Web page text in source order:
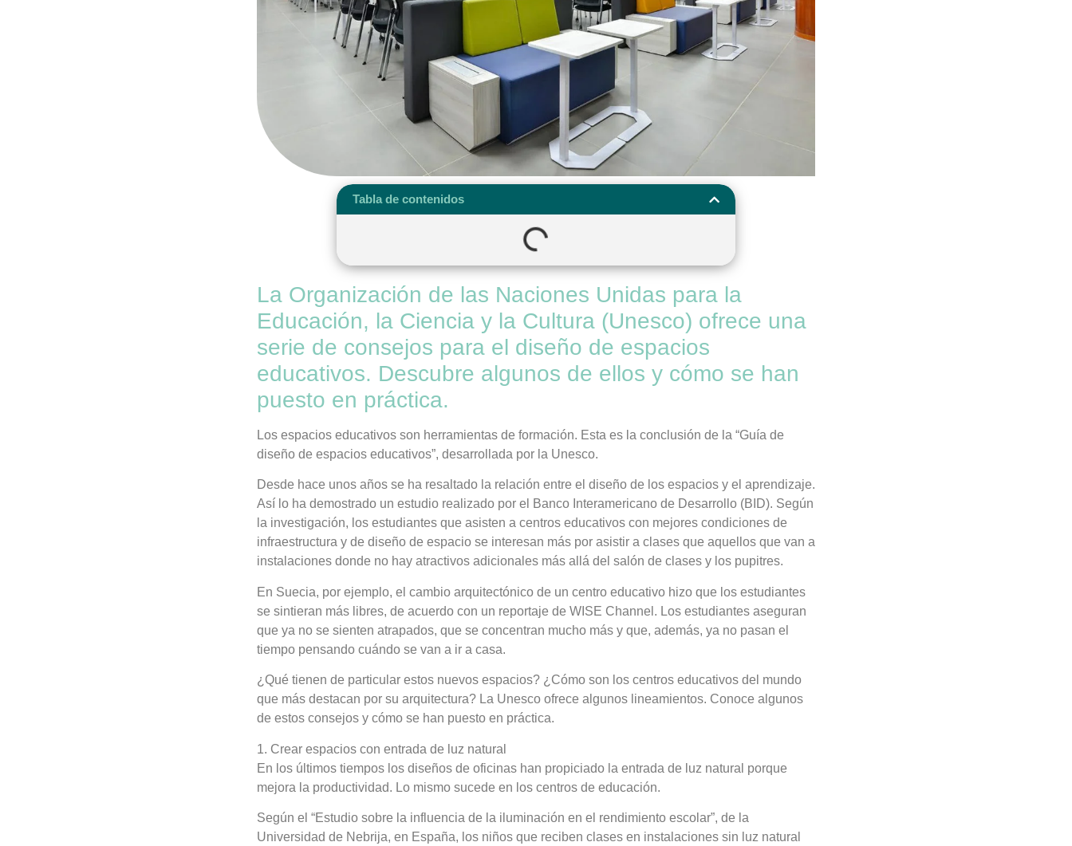
Tabla de contenidos
La Organización de las Naciones Unidas para la
Educación, la Ciencia y la Cultura (Unesco) ofrece una
serie de consejos para el diseño de espacios
educativos. Descubre algunos de ellos y cómo se han
puesto en práctica.
Los espacios educativos son herramientas de formación. Esta es la conclusión de la “Guía de
diseño de espacios educativos”, desarrollada por la Unesco.
Desde hace unos años se ha resaltado la relación entre el diseño de los espacios y el aprendizaje.
Así lo ha demostrado un estudio realizado por el Banco Interamericano de Desarrollo (BID). Según
la investigación, los estudiantes que asisten a centros educativos con mejores condiciones de
infraestructura y de diseño de espacio se interesan más por asistir a clases que aquellos que van a
instalaciones donde no hay atractivos adicionales más allá del salón de clases y los pupitres.
En Suecia, por ejemplo, el cambio arquitectónico de un centro educativo hizo que los estudiantes
se sintieran más libres, de acuerdo con un reportaje de WISE Channel. Los estudiantes aseguran
que ya no se sienten atrapados, que se concentran mucho más y que, además, ya no pasan el
tiempo pensando cuándo se van a ir a casa.
¿Qué tienen de particular estos nuevos espacios? ¿Cómo son los centros educativos del mundo
que más destacan por su arquitectura? La Unesco ofrece algunos lineamientos. Conoce algunos
de estos consejos y cómo se han puesto en práctica.
1. Crear espacios con entrada de luz natural
En los últimos tiempos los diseños de oficinas han propiciado la entrada de luz natural porque
mejora la productividad. Lo mismo sucede en los centros de educación.
Según el “Estudio sobre la influencia de la iluminación en el rendimiento escolar”, de la
Universidad de Nebrija, en España, los niños que reciben clases en instalaciones sin luz natural